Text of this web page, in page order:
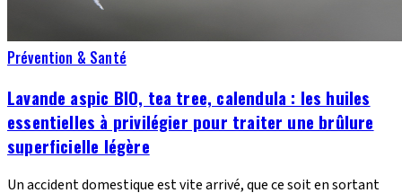
Prévention & Santé
Lavande aspic BIO, tea tree, calendula : les huiles
essentielles à privilégier pour traiter une brûlure
superficielle légère
Un accident domestique est vite arrivé, que ce soit en sortant